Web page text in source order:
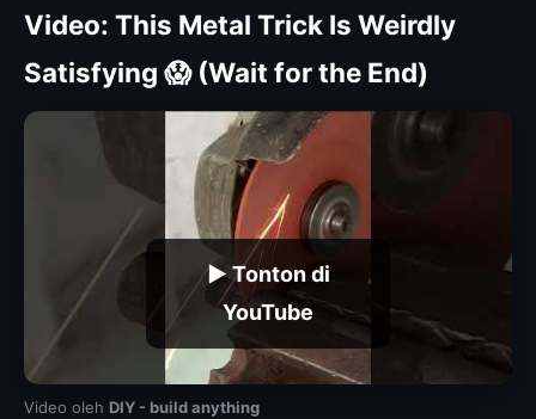
Video: This Metal Trick Is Weirdly
Satisfying 😱 (Wait for the End)
▶ Tonton di
YouTube
Video oleh DIY - build anything